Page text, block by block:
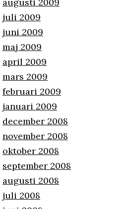
juli 2009
juni 2009
maj 2009
april 2009
mars 2009
februari 2009
januari 2009
december 2008
november 2008
oktober 2008
september 2008
augusti 2008
juli 2008